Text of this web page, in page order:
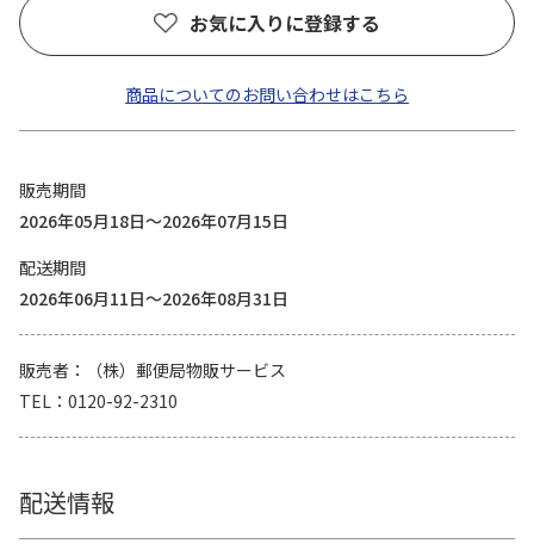
お気に入りに登録する
商品についてのお問い合わせはこちら
販売期間
2026年05月18日～2026年07月15日
配送期間
2026年06月11日～2026年08月31日
販売者
（株）郵便局物販サービス
TEL
0120-92-2310
配送情報